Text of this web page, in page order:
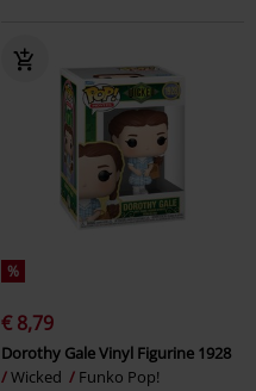
%
€ 8,79
Dorothy Gale Vinyl Figurine 1928
Wicked
Funko Pop!